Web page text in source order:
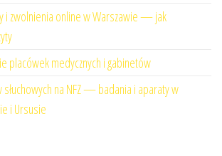
i zwolnienia online w Warszawie — jak
placówek medycznych i gabinetów
na NFZ — badania i aparaty w
i Ursusie